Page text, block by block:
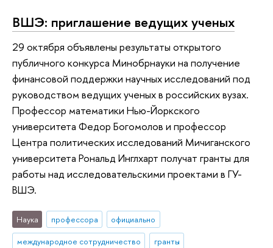
ВШЭ: приглашение ведущих ученых
29 октября объявлены результаты открытого
публичного конкурса Минобрнауки на получение
финансовой поддержки научных исследований под
руководством ведущих ученых в российских вузах.
Профессор математики Нью-Йоркского
университета Федор Богомолов и профессор
Центра политических исследований Мичиганского
университета Рональд Инглхарт получат гранты для
работы над исследовательскими проектами в ГУ-
ВШЭ.
Наука профессора
официально
международное сотрудничество
гранты